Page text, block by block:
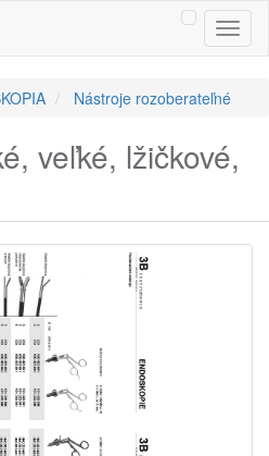
Nástroje rozoberateľné
veľké, lžičkové,